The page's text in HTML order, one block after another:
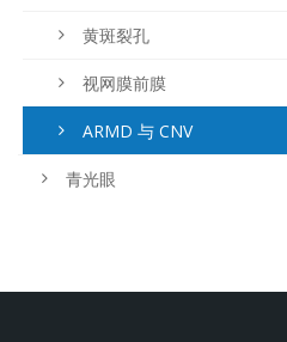
黄斑裂孔
视网膜前膜
ARMD 与 CNV
青光眼